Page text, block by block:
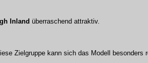
Inland überraschend attraktiv.
Zielgruppe kann sich das Modell besonders